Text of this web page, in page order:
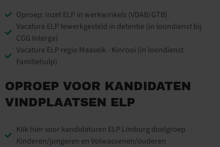
Oproep: inzet ELP in werkwinkels (VDAB/GTB)
Vacature ELP tewerkgesteld in detentie (in loondienst bij
CGG Interga)
Vacature ELP regio Maaseik - Kinrooi (in loondienst
Familiehulp)
OPROEP VOOR KANDIDATEN
VINDPLAATSEN ELP
Klik hier voor kandidaturen ELP Limburg doelgroep
Kinderen/jongeren en Volwassenen/ouderen